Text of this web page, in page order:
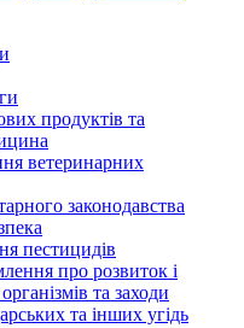
продуктів та
ветеринарних
законодавства
пестицидів
про розвиток і
та заходи
та інших угідь